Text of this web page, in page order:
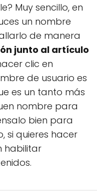
Muy sencillo, en
un nombre
de manera
junto al artículo
clic en
de usuario es
es un tanto más
nombre para
bien para
si quieres hacer
habilitar